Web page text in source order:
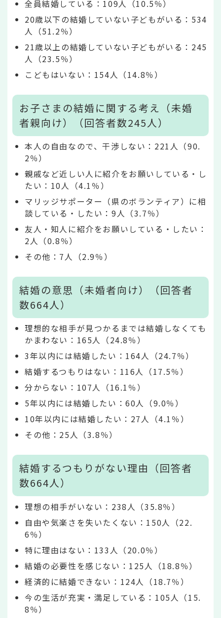
全員結婚している：109人（10.5％）
20歳以下の結婚していない子どもがいる：534
人（51.2％）
21歳以上の結婚していない子どもがいる：245
人（23.5％）
こどもはいない：154人（14.8％）
お子さまの結婚に関する考え（未婚
者親向け）（回答者数245人）
本人の自由なので、干渉しない：221人（90.
2％）
親戚など近しい人に紹介をお願いしている・し
たい：10人（4.1％）
マリッジサポーター（県のボランティア）に相
談している・したい：9人（3.7％）
友人・知人に紹介をお願いしている・したい：
2人（0.8％）
その他：7人（2.9％）
結婚の意思（未婚者向け）（回答者
数664人）
理想的な相手が見つかるまでは結婚しなくても
かまわない：165人（24.8％）
3年以内には結婚したい：164人（24.7％）
結婚するつもりはない：116人（17.5％）
分からない：107人（16.1％）
5年以内には結婚したい：60人（9.0％）
10年以内には結婚したい：27人（4.1％）
その他：25人（3.8％）
結婚するつもりがない理由（回答者
数664人）
理想の相手がいない：238人（35.8％）
自由や気楽さを失いたくない：150人（22.
6％）
特に理由はない：133人（20.0％）
結婚の必要性を感じない：125人（18.8％）
経済的に結婚できない：124人（18.7％）
今の生活が充実・満足している：105人（15.
8％）